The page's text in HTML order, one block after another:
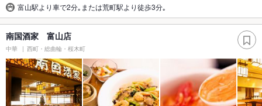
富山駅より車で2分｡または荒町駅より徒歩3分｡
南国酒家 富山店
中華 西町・総曲輪・桜木町